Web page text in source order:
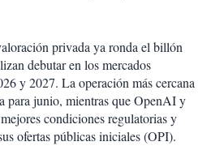
privada ya ronda el billón
debutar en los mercados
y 2027. La operación más cercana
para junio, mientras que OpenAI y
condiciones regulatorias y
ofertas públicas iniciales (OPI).